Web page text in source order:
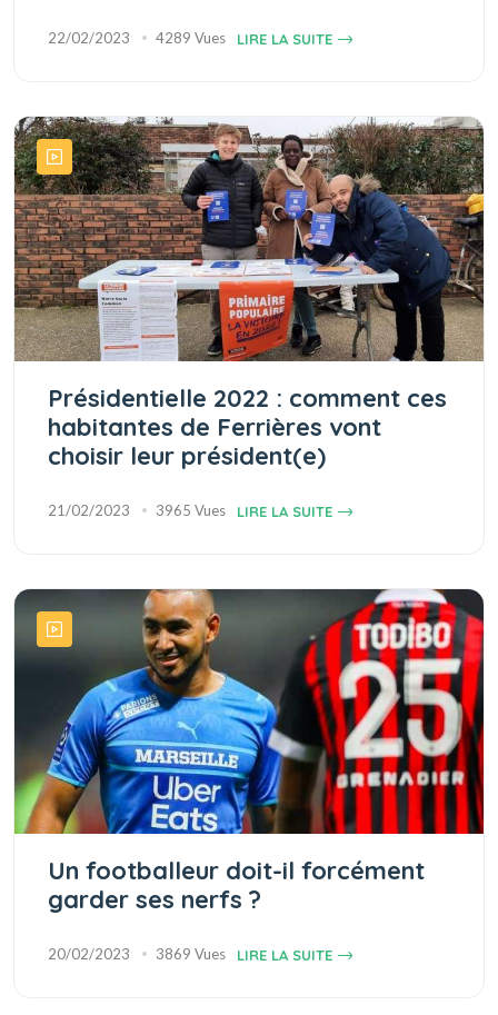
22/02/2023 4289 Vues LIRE LA SUITE
Présidentielle 2022 : comment ces
habitantes de Ferrières vont
choisir leur président(e)
21/02/2023 3965 Vues LIRE LA SUITE
Un footballeur doit-il forcément
garder ses nerfs ?
20/02/2023 3869 Vues LIRE LA SUITE